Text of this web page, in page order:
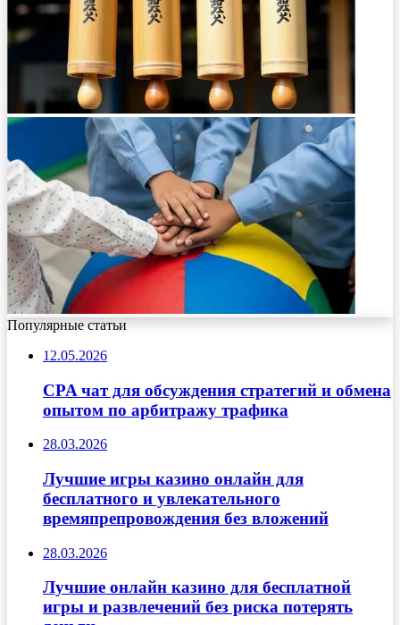
Популярные статьи
12.05.2026
CPA чат для обсуждения стратегий и обмена
опытом по арбитражу трафика
28.03.2026
Лучшие игры казино онлайн для
бесплатного и увлекательного
времяпрепровождения без вложений
28.03.2026
Лучшие онлайн казино для бесплатной
игры и развлечений без риска потерять